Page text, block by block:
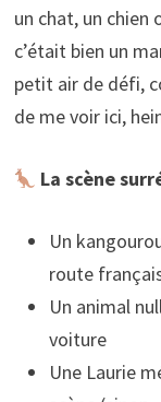
un chat, un chien
c’était bien un
petit air de défi,
de me voir ici,
La scène
Un
route
Un animal
voiture
Une Laurie